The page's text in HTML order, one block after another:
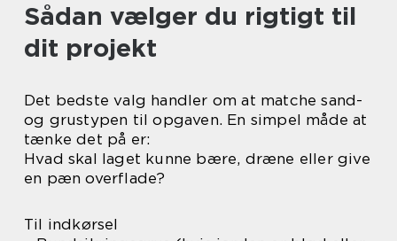
Sådan vælger du rigtigt til
dit projekt
Det bedste valg handler om at matche sand-
og grustypen til opgaven. En simpel måde at
tænke det på er:
Hvad skal laget kunne bære, dræne eller give
en pæn overflade?
Til indkørsel